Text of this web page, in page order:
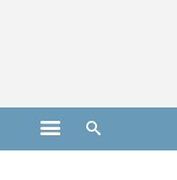
Ouvrir le menu principal